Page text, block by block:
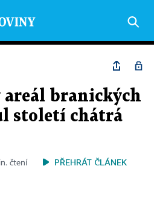
areál branických
století chátrá
čtení PŘEHRÁT ČLÁNEK